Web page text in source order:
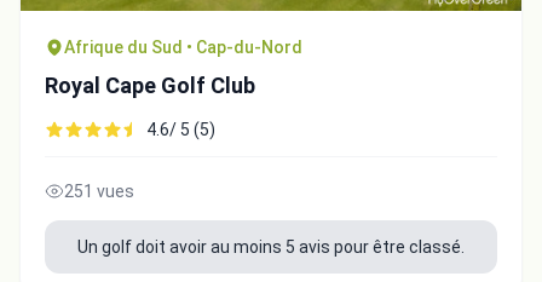
Afrique du Sud • Cap-du-Nord
Royal Cape Golf Club
4.6/ 5 (5)
251 vues
Un golf doit avoir au moins 5 avis pour être classé.